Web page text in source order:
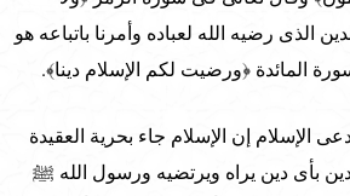
الذى رضيه الله لعباده وأمرنا باتباعه هو
المائدة ﴿ورضيت لكم الإسلام دينا﴾.
الإسلام إن الإسلام جاء بحرية العقيدة
بأى دين يراه ويرتضيه ورسول الله ﷺ